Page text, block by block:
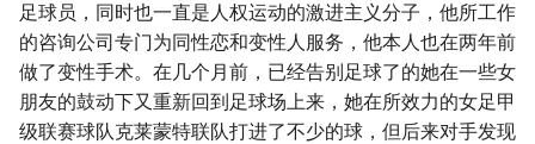
r
c
h
足球员，同时也一直是人权运动的激进主义分子，他所工作
的咨询公司专门为同性恋和变性人服务，他本人也在两年前
做了变性手术。在几个月前，已经告别足球了的她在一些女
朋友的鼓动下又重新回到足球场上来，她在所效力的女足甲
级联赛球队克莱蒙特联队打进了不少的球，但后来对手发现